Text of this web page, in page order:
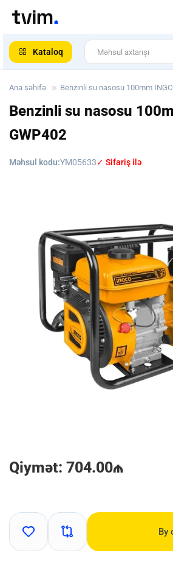
Kataloq
Ana səhifə Benzinli su nasosu 100mm
Benzinli su nasosu
GWP402
Məhsul kodu:YM05633✓ Sifariş ilə
Qiymət: 704.00₼
By